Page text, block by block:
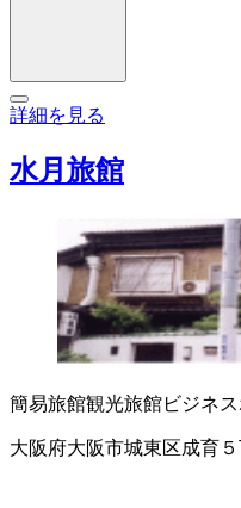
詳細を見る
水月旅館
簡易旅館観光旅館ビジネ
大阪府大阪市城東区成育